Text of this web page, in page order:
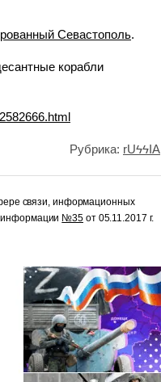
Севастополь.
корабли
Рубрика: rUϟϟIA
связи, информационных
информации №35от 05.11.2017 г.